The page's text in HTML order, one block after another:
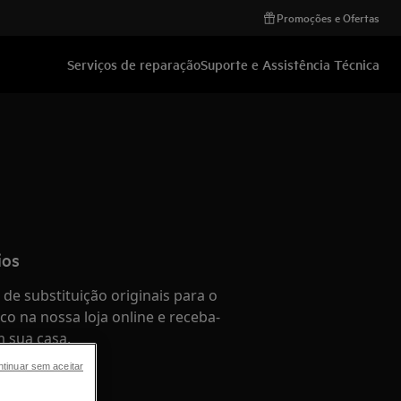
Promoções e Ofertas
Serviços de reparaçãoSuporte e Assistência Técnica
de substituição originais para o
na nossa loja online e receba-
sua casa.
sem aceitar